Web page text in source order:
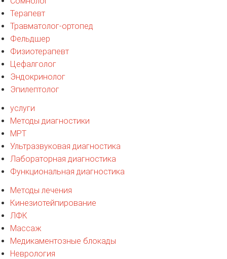
Терапевт
Травматолог-ортопед
Фельдшер
Физиотерапевт
Цефалголог
Эндокринолог
Эпилептолог
услуги
Методы диагностики
МРТ
Ультразвуковая диагностика
Лабораторная диагностика
Функциональная диагностика
Методы лечения
Кинезиотейпирование
ЛФК
Массаж
Медикаментозные блокады
Неврология